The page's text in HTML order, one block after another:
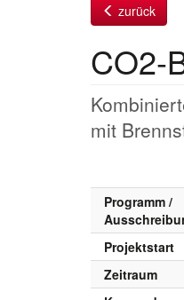
zurück
CO2-
mit
Programm /
Projektstart
Zeitraum